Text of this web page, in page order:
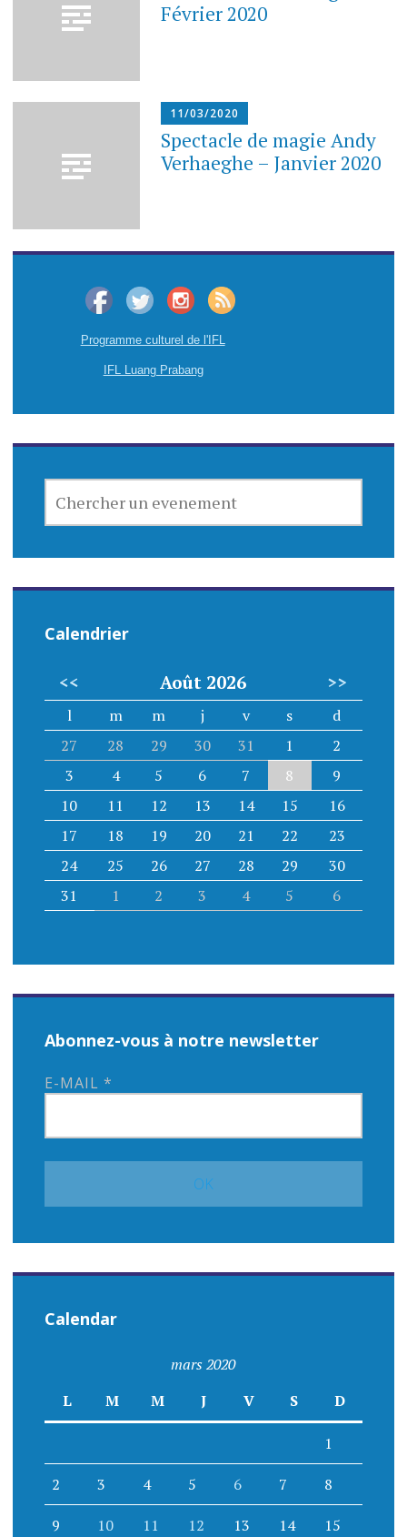
Février 2020
11/03/2020
Spectacle de magie Andy
Verhaeghe – Janvier 2020
Programme culturel de l'IFL
IFL Luang Prabang
UN
Calendrier
<< Août 2026 >>
l m m j v s
d
27
28 29 30 31 1
2
3
4 5 6 7 8
9
10
11 12 13 14 15
16
17
18 19 20 21 22
23
24
25 26 27 28 29
30
31
1 2 3 4 5 6
Abonnez-vous à notre newsletter
E-MAIL *
Calendar
mars 2020
L
M M J V S D
1
2 3 4 5 6 7 8
9 10 11 12 13 14 15